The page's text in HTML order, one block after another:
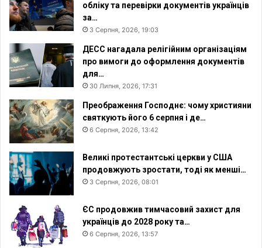
обліку та перевірки документів українців
за…
3 Серпня, 2026, 19:03
ДЕСС нагадала релігійним організаціям
про вимоги до оформлення документів
для…
30 Липня, 2026, 17:31
Преображення Господнє: чому християни
святкують його 6 серпня і де…
6 Серпня, 2026, 13:42
Великі протестантські церкви у США
продовжують зростати, тоді як менші…
3 Серпня, 2026, 08:01
ЄС продовжив тимчасовий захист для
українців до 2028 року та…
6 Серпня, 2026, 13:57